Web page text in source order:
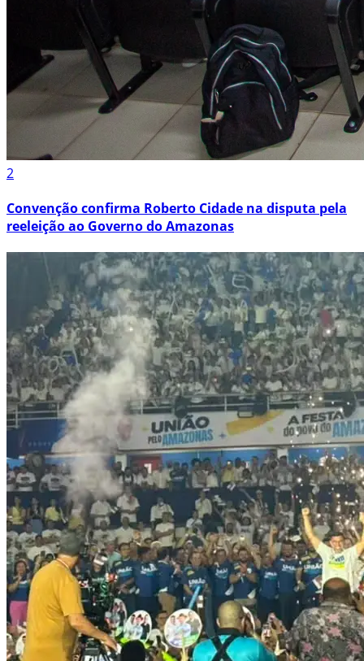
2
Convenção confirma Roberto Cidade na disputa pela
reeleição ao Governo do Amazonas